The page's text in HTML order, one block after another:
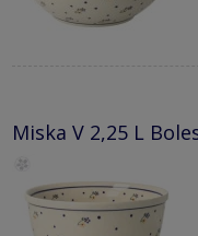
Miska V 2,25 L